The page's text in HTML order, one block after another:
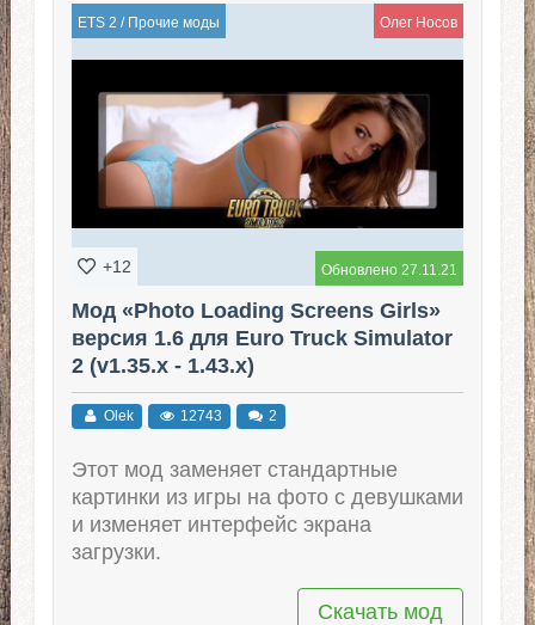
ETS 2 / Прочие моды Олег Носов
Обновлено 27.11.21
+12
Мод «Photo Loading Screens Girls»
версия 1.6 для Euro Truck Simulator
2 (v1.35.x - 1.43.x)
Olek 12743 2
Этот мод заменяет стандартные
картинки из игры на фото с девушками
и изменяет интерфейс экрана
загрузки.
Скачать мод